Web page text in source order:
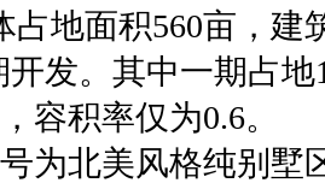
面积560亩，建
开发。其中一期占
容积率仅为0.6。
北美风格纯别墅